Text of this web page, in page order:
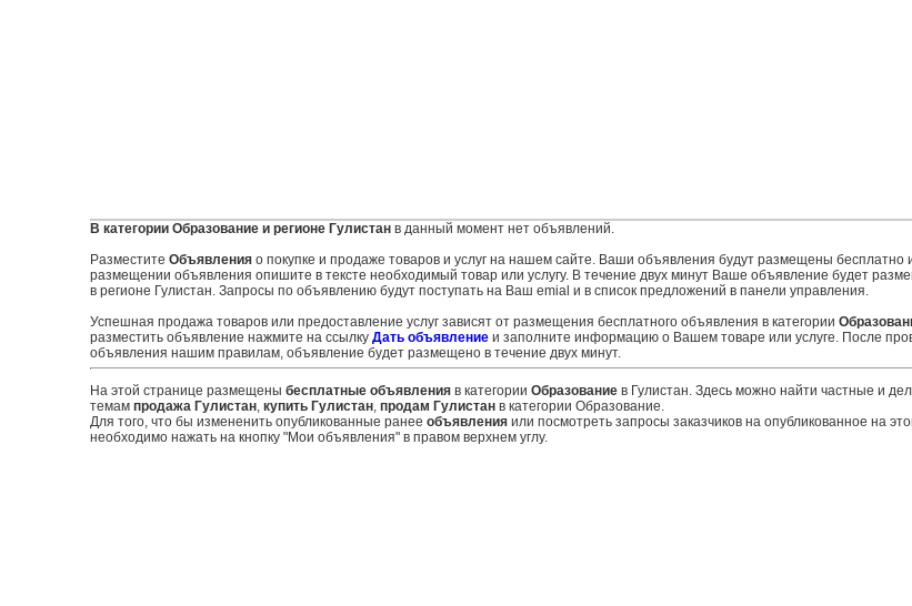
В категории Образование и регионе Гулистанв данный момент нет объявлений.
Разместите Объявленияо покупке и продаже товаров и услуг на нашем сайте. Ваши объявления будут размещены бесплатно
размещении объявления опишите в тексте необходимый товар или услугу. В течение двух минут Ваше объявление будет
в регионе Гулистан. Запросы по объявлению будут поступать на Ваш emial и в список предложений в панели управления.
Успешная продажа товаров или предоставление услуг зависят от размещения бесплатного объявления в категории
разместить объявление нажмите на ссылку Дать объявлениеи заполните информацию о Вашем товаре или услуге. После
объявления нашим правилам, объявление будет размещено в течение двух минут.
На этой странице размещены бесплатные объявленияв категории Образованиев Гулистан. Здесь можно найти частные и
темам продажа Гулистан, купить Гулистан, продам Гулистанв категории Образование.
Для того, что бы измененить опубликованные ранее объявленияили посмотреть запросы заказчиков на опубликованное на
необходимо нажать на кнопку "Мои объявления" в правом верхнем углу.